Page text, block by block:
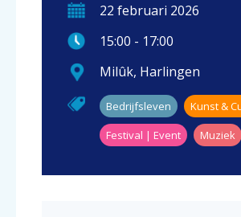
22 februari 2026
15:00 - 17:00
Milûk, Harlingen
Bedrijfsleven
Kunst &
Festival | Event
Muziek